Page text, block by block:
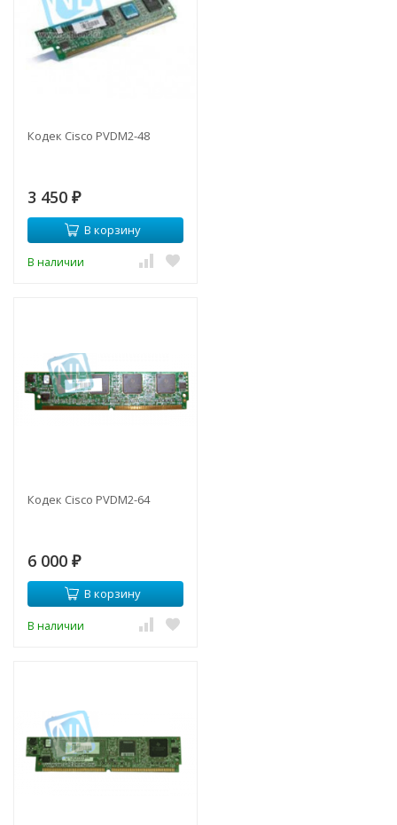
Кодек Cisco PVDM2-48
3 450 ₽
В корзину
В наличии
Кодек Cisco PVDM2-64
6 000 ₽
В корзину
В наличии